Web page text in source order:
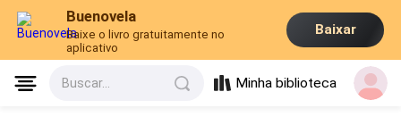
Buenovela
Baixe o livro gratuitamente no
aplicativo
Baixar
Buscar... Minha biblioteca